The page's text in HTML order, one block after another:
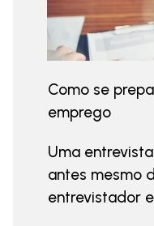
Como se
emprego
Uma
antes mesmo
entrevistador